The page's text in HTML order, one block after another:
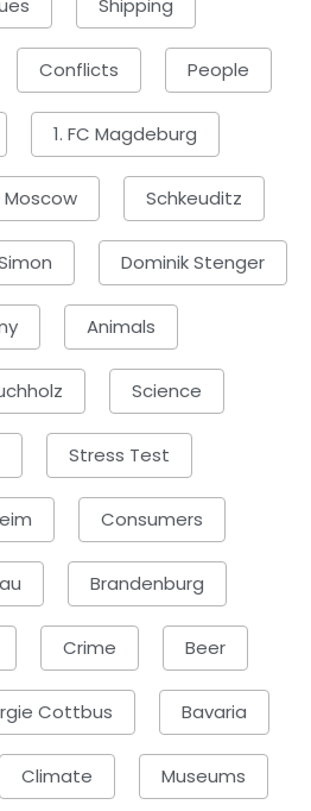
Shipping
Conflicts People
1. FC Magdeburg
Moscow Schkeuditz
Dominik Stenger
Animals
Science
Stress Test
Consumers
Brandenburg
Crime Beer
Cottbus Bavaria
Climate Museums